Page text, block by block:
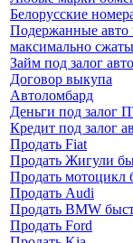
Белорусские
Подержанные авто
максимально
Займ под залог авто
Договор выкупа
Автоломбард
Деньги под залог
Кредит под залог
Продать Fiat
Продать Жигули
Продать мотоцикл
Продать Audi
Продать BMW
Продать Ford